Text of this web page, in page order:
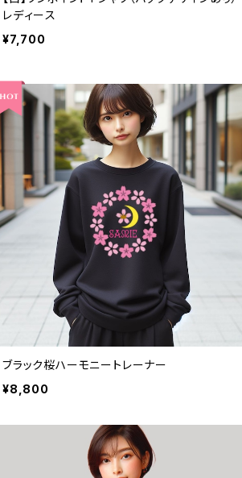
レディース
¥7,700
ブラック桜ハーモニートレーナー
¥8,800